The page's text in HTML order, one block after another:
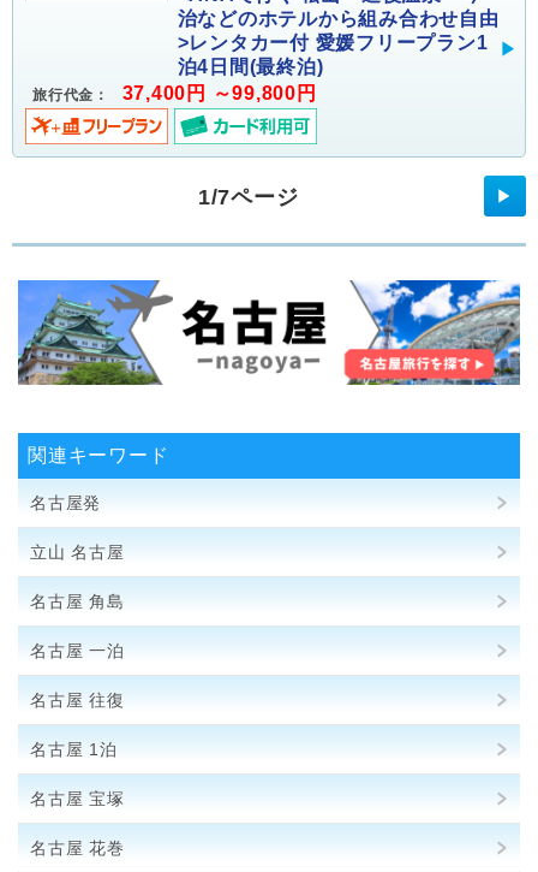
治などのホテルから組み合わせ自由
>レンタカー付 愛媛フリープラン1
泊4日間(最終泊)
旅行代金： 37,400円 ～99,800円
1/7ページ ▶
関連キーワード
名古屋発
立山 名古屋
名古屋 角島
名古屋 一泊
名古屋 往復
名古屋 1泊
名古屋 宝塚
名古屋 花巻